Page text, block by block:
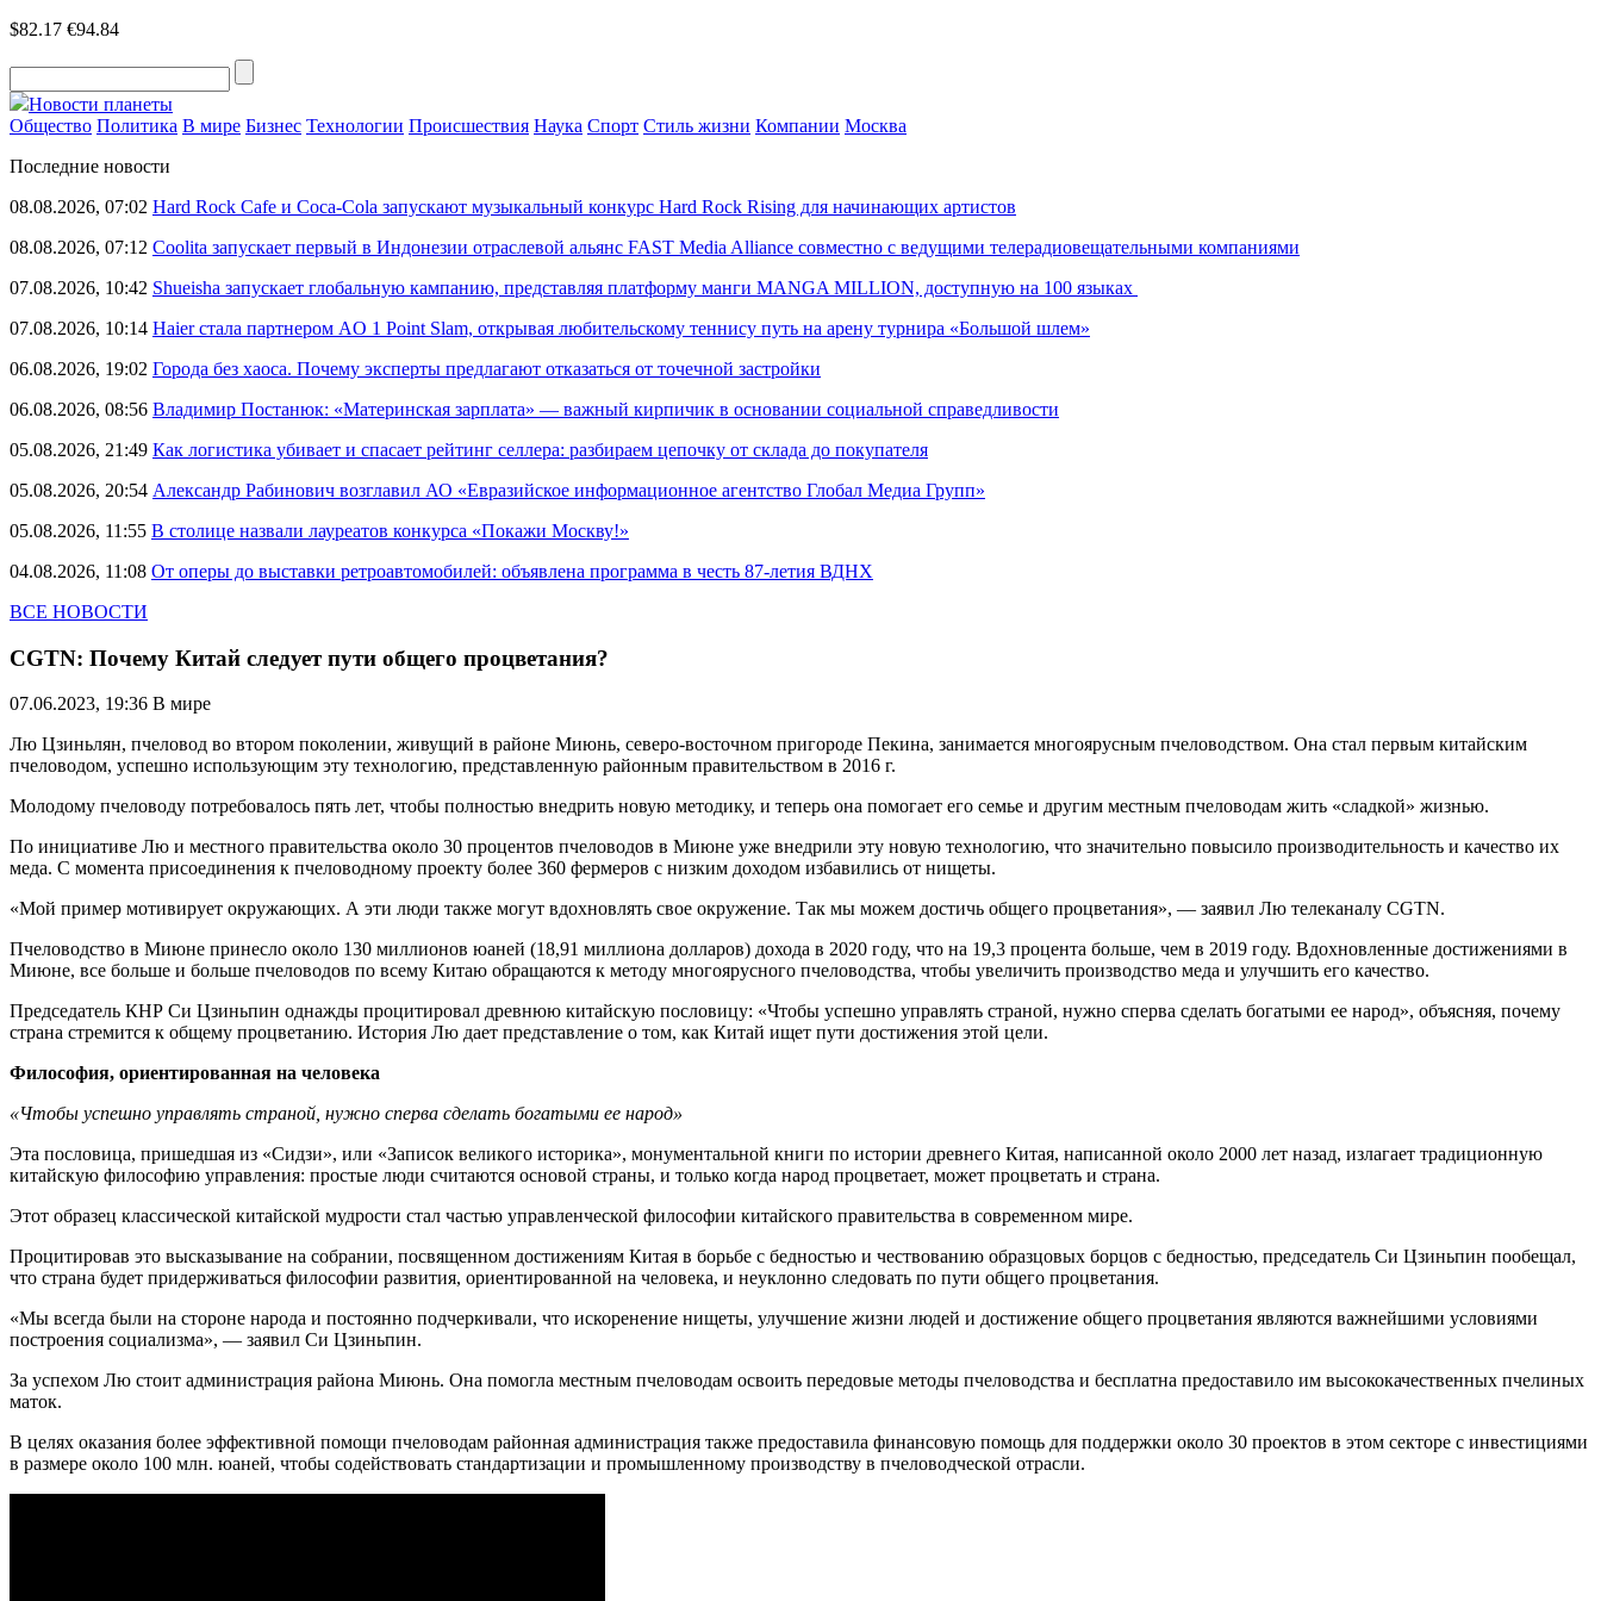
$82.17 €94.84
Новости планеты
Общество Политика В мире Бизнес Технологии Происшествия Наука Спорт Стиль жизни Компании Москва
Последние новости
08.08.2026, 07:02 Hard Rock Cafe и Coca-Cola запускают музыкальный конкурс Hard Rock Rising для начинающих артистов
08.08.2026, 07:12 Coolita запускает первый в Индонезии отраслевой альянс FAST Media Alliance совместно с ведущими телерадиовещательными компаниями
07.08.2026, 10:42 Shueisha запускает глобальную кампанию, представляя платформу манги MANGA MILLION, доступную на 100 языках
07.08.2026, 10:14 Haier стала партнером AO 1 Point Slam, открывая любительскому теннису путь на арену турнира «Большой шлем»
06.08.2026, 19:02 Города без хаоса. Почему эксперты предлагают отказаться от точечной застройки
06.08.2026, 08:56 Владимир Постанюк: «Материнская зарплата» — важный кирпичик в основании социальной справедливости
05.08.2026, 21:49 Как логистика убивает и спасает рейтинг селлера: разбираем цепочку от склада до покупателя
05.08.2026, 20:54 Александр Рабинович возглавил АО «Евразийское информационное агентство Глобал Медиа Групп»
05.08.2026, 11:55 В столице назвали лауреатов конкурса «Покажи Москву!»
04.08.2026, 11:08 От оперы до выставки ретроавтомобилей: объявлена программа в честь 87-летия ВДНХ
ВСЕ НОВОСТИ
CGTN: Почему Китай следует пути общего процветания?
07.06.2023, 19:36 В мире
Лю Цзиньлян, пчеловод во втором поколении, живущий в районе Миюнь, северо-восточном пригороде Пекина, занимается многоярусным пчеловодством. Она стал первым китайским
пчеловодом, успешно использующим эту технологию, представленную районным правительством в 2016 г.
Молодому пчеловоду потребовалось пять лет, чтобы полностью внедрить новую методику, и теперь она помогает его семье и другим местным пчеловодам жить «сладкой» жизнью.
По инициативе Лю и местного правительства около 30 процентов пчеловодов в Миюне уже внедрили эту новую технологию, что значительно повысило производительность и качество их
меда. С момента присоединения к пчеловодному проекту более 360 фермеров с низким доходом избавились от нищеты.
«Мой пример мотивирует окружающих. А эти люди также могут вдохновлять свое окружение. Так мы можем достичь общего процветания», — заявил Лю телеканалу CGTN.
Пчеловодство в Миюне принесло около 130 миллионов юаней (18,91 миллиона долларов) дохода в 2020 году, что на 19,3 процента больше, чем в 2019 году. Вдохновленные достижениями в
Миюне, все больше и больше пчеловодов по всему Китаю обращаются к методу многоярусного пчеловодства, чтобы увеличить производство меда и улучшить его качество.
Председатель КНР Си Цзиньпин однажды процитировал древнюю китайскую пословицу: «Чтобы успешно управлять страной, нужно сперва сделать богатыми ее народ», объясняя, почему
страна стремится к общему процветанию. История Лю дает представление о том, как Китай ищет пути достижения этой цели.
Философия, ориентированная на человека
«Чтобы успешно управлять страной, нужно сперва сделать богатыми ее народ»
Эта пословица, пришедшая из «Сидзи», или «Записок великого историка», монументальной книги по истории древнего Китая, написанной около 2000 лет назад, излагает традиционную
китайскую философию управления: простые люди считаются основой страны, и только когда народ процветает, может процветать и страна.
Этот образец классической китайской мудрости стал частью управленческой философии китайского правительства в современном мире.
Процитировав это высказывание на собрании, посвященном достижениям Китая в борьбе с бедностью и чествованию образцовых борцов с бедностью, председатель Си Цзиньпин пообещал,
что страна будет придерживаться философии развития, ориентированной на человека, и неуклонно следовать по пути общего процветания.
«Мы всегда были на стороне народа и постоянно подчеркивали, что искоренение нищеты, улучшение жизни людей и достижение общего процветания являются важнейшими условиями
построения социализма», — заявил Си Цзиньпин.
За успехом Лю стоит администрация района Миюнь. Она помогла местным пчеловодам освоить передовые методы пчеловодства и бесплатна предоставило им высококачественных пчелиных
маток.
В целях оказания более эффективной помощи пчеловодам районная администрация также предоставила финансовую помощь для поддержки около 30 проектов в этом секторе с инвестициями
в размере около 100 млн. юаней, чтобы содействовать стандартизации и промышленному производству в пчеловодческой отрасли.